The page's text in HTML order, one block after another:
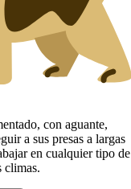
con aguante,
a sus presas a largas
en cualquier tipo de
climas.